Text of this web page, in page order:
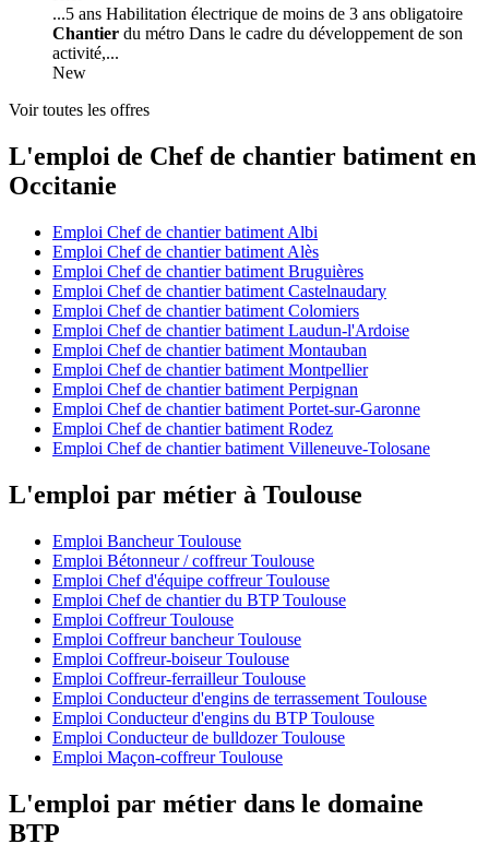
...5 ans Habilitation électrique de moins de 3 ans obligatoire
Chantier du métro Dans le cadre du développement de son
activité,...
New
Voir toutes les offres
L'emploi de Chef de chantier batiment en
Occitanie
Emploi Chef de chantier batiment Albi
Emploi Chef de chantier batiment Alès
Emploi Chef de chantier batiment Bruguières
Emploi Chef de chantier batiment Castelnaudary
Emploi Chef de chantier batiment Colomiers
Emploi Chef de chantier batiment Laudun-l'Ardoise
Emploi Chef de chantier batiment Montauban
Emploi Chef de chantier batiment Montpellier
Emploi Chef de chantier batiment Perpignan
Emploi Chef de chantier batiment Portet-sur-Garonne
Emploi Chef de chantier batiment Rodez
Emploi Chef de chantier batiment Villeneuve-Tolosane
L'emploi par métier à Toulouse
Emploi Bancheur Toulouse
Emploi Bétonneur / coffreur Toulouse
Emploi Chef d'équipe coffreur Toulouse
Emploi Chef de chantier du BTP Toulouse
Emploi Coffreur Toulouse
Emploi Coffreur bancheur Toulouse
Emploi Coffreur-boiseur Toulouse
Emploi Coffreur-ferrailleur Toulouse
Emploi Conducteur d'engins de terrassement Toulouse
Emploi Conducteur d'engins du BTP Toulouse
Emploi Conducteur de bulldozer Toulouse
Emploi Maçon-coffreur Toulouse
L'emploi par métier dans le domaine
BTP